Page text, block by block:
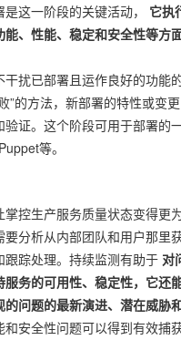
这一阶段的关键活动， 它执
能、性能、稳定和安全性等方
扰已部署且运作良好的功能
”的方法，新部署的特性或变
验证。这个阶段可用于部署的
等。
掌控生产服务质量状态变得更
分析从内部团队和用户那里
跟踪处理。持续监测有助于 对
务的可用性、稳定性，它还
问题的最新演进、潜在威胁
和安全性问题可以得到有效捕